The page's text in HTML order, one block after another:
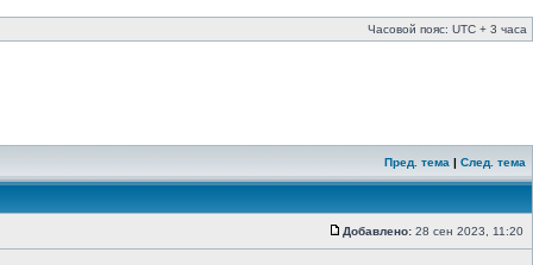
Часовой пояс: UTC + 3 часа
Пред. тема | След. тема
Добавлено: 28 сен 2023, 11:20